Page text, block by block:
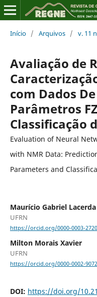
Início / Arquivos / v. 11
Avaliação de
com Dados
Parâmetros
Classificação
Evaluation of Neural
with NMR Data:
Parameters and
Maurício Gabriel
UFRN
https://orcid.org/0000-0003-
Milton Morais Xavier
UFRN
https://orcid.org/0000-0002-
DOI: https://doi.org/